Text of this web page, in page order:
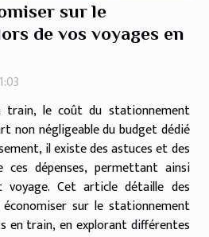
sur le
de vos voyages en
train, le coût du stationnement
non négligeable du budget dédié
il existe des astuces et des
dépenses, permettant ainsi
voyage. Cet article détaille des
sur le stationnement
en train, en explorant différentes